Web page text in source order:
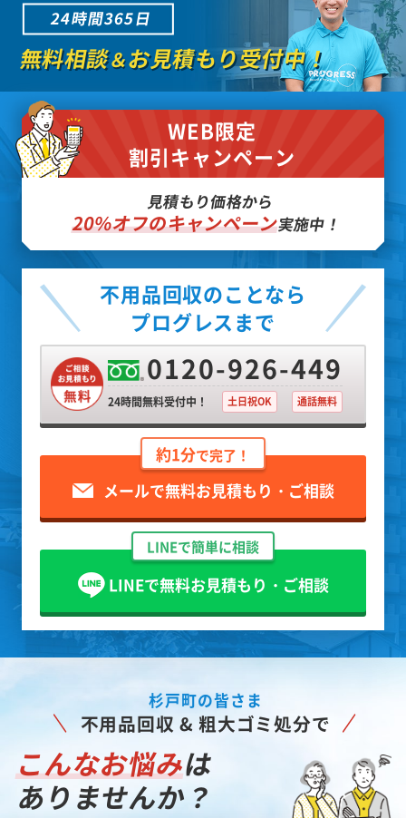
24時間365日
無料相談＆お見積もり受付中！
WEB限定
割引キャンペーン
見積もり価格から
20%オフのキャンペーン実施中！
不用品回収のことなら
プログレスまで
0120-926-449
24時間無料受付中！ 土日祝OK 通話無料
約1分で完了！
メールで無料お見積もり・ご相談
LINEで簡単に相談
LINEで無料お見積もり・ご相談
杉戸町の皆さま
不用品回収 & 粗大ゴミ処分で
こんなお悩みは
ありませんか？